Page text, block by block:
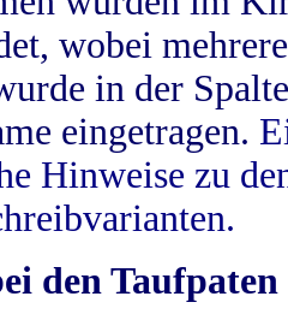
wobei
in der
eingetragen.
Hinweise zu
den Taufpaten